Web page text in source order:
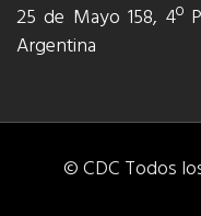
25 de Mayo 158, 4º
Argentina
© CDC Todos